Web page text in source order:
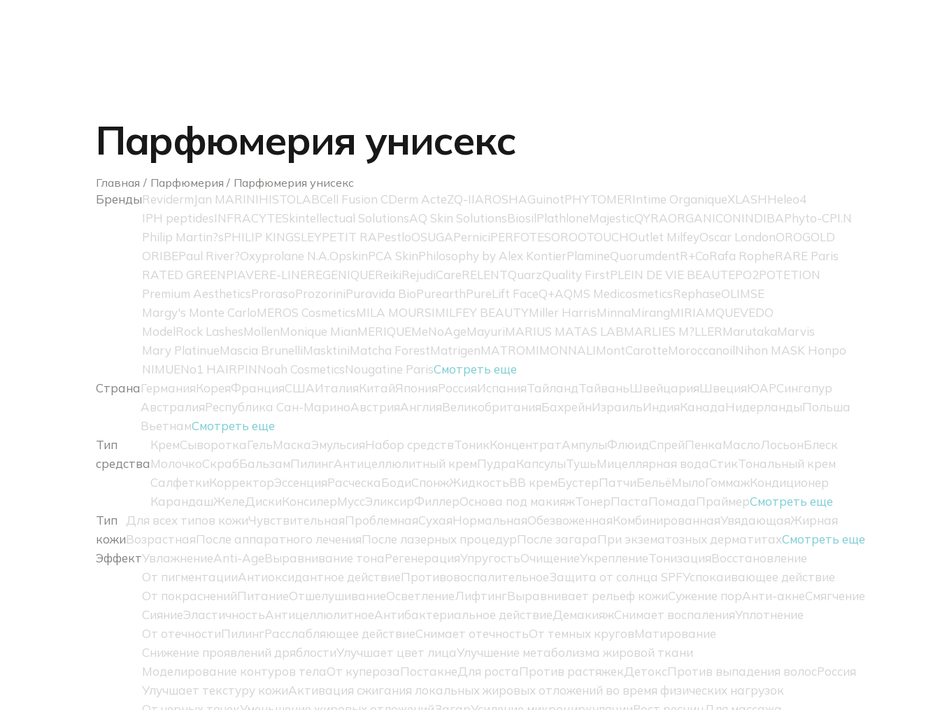
Парфюмерия унисекс
Главная Парфюмерия Парфюмерия унисекс
БрендыRevidermJan MARINIHISTOLABCell Fusion CDerm ActeZQ-IIAROSHAGuinotPHYTOMERIntime OrganiqueXLASHHeleo4
IPH peptidesINFRACYTESkintellectual SolutionsAQ Skin SolutionsBiosilPlathloneMajesticQYRAORGANICONINDIBAPhyto-CPI.N
Philip Martin?sPHILIP KINGSLEYPETIT RAPestloOSUGAPerniciPERFOTESOROOTOUCHOutlet MilfeyOscar LondonOROGOLD
ORIBEPaul River?Oxyprolane N.A.OpskinPCA SkinPhilosophy by Alex KontierPlamineQuorumdentR+CoRafa RopheRARE Paris
RATED GREENPIAVERE-LINEREGENIQUEReikiRejudiCareRELENTQuarzQuality FirstPLEIN DE VIE BEAUTEPO2POTETION
Premium AestheticsProrasoProzoriniPuravida BioPurearthPureLift FaceQ+AQMS MedicosmeticsRephaseOLIMSE
Margy's Monte CarloMEROS CosmeticsMILA MOURSIMILFEY BEAUTYMiller HarrisMinnaMirangMIRIAMQUEVEDO
ModelRock LashesMollenMonique MianMERIQUEMeNoAgeMayuriMARIUS MATAS LABMARLIES M?LLERMarutakaMarvis
Mary PlatinueMascia BrunelliMasktiniMatcha ForestMatrigenMATROMIMONNALIMontCarotteMoroccanoilNihon MASK Honpo
NIMUENo1 HAIRPINNoah CosmeticsNougatine ParisСмотреть еще
СтранаГерманияКореяФранцияСШАИталияКитайЯпонияРоссияИспанияТайландТайваньШвейцарияШвецияЮАРСингапур
АвстралияРеспублика Сан-МариноАвстрияАнглияВеликобританияБахрейнИзраильИндияКанадаНидерландыПольша
ВьетнамСмотреть еще
Тип
средства
КремСывороткаГельМаскаЭмульсияНабор средствТоникКонцентратАмпулыФлюидСпрейПенкаМаслоЛосьонБлеск
МолочкоСкрабБальзамПилингАнтицеллюлитный кремПудраКапсулыТушьМицеллярная водаСтикТональный крем
СалфеткиКорректорЭссенцияРасческаБодиСпонжЖидкостьBB кремБустерПатчиБельёМылоГоммажКондиционер
КарандашЖелеДискиКонсилерМуссЭликсирФиллерОснова под макияжТонерПастаПомадаПраймерСмотреть еще
Тип
кожи
Для всех типов кожиЧувствительнаяПроблемнаяСухаяНормальнаяОбезвоженнаяКомбинированнаяУвядающаяЖирная
ВозрастнаяПосле аппаратного леченияПосле лазерных процедурПосле загараПри экзематозных дерматитахСмотреть еще
ЭффектУвлажнениеAnti-AgeВыравнивание тонаРегенерацияУпругостьОчищениеУкреплениеТонизацияВосстановление
От пигментацииАнтиоксидантное действиеПротивовоспалительноеЗащита от солнца SPFУспокаивающее действие
От покрасненийПитаниеОтшелушиваниеОсветлениеЛифтингВыравнивает рельеф кожиСужение порАнти-акнеСмягчение
СияниеЭластичностьАнтицеллюлитноеАнтибактериальное действиеДемакияжСнимает воспаленияУплотнение
От отечностиПилингРасслабляющее действиеСнимает отечностьОт темных круговМатирование
Снижение проявлений дряблостиУлучшает цвет лицаУлучшение метаболизма жировой ткани
Моделирование контуров телаОт куперозаПостакнеДля ростаПротив растяжекДетоксПротив выпадения волосРоссия
Улучшает текстуру кожиАктивация сжигания локальных жировых отложений во время физических нагрузок